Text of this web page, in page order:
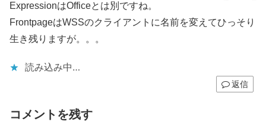
ExpressionはOfficeとは別ですね。
FrontpageはWSSのクライアントに名前を変えてひっそり
生き残りますが。。。
読み込み中…
返信
コメントを残す